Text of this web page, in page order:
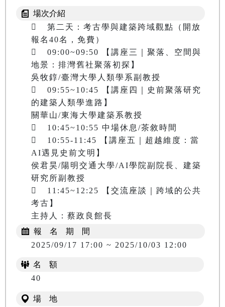
場次介紹
	第二天：考古學與建築跨域觀點（開放
報名40名，免費）
	09:00~09:50 【講座三｜聚落、空間與
地景：排灣舊社聚落初探】
吳牧錞/臺灣大學人類學系副教授
	09:55~10:45 【講座四｜史前聚落研究
的建築人類學進路】
關華山/東海大學建築系教授
	10:45~10:55 中場休息/茶敘時間
	10:55-11:45 【講座五｜超越維度：當
AI遇見史前文明】
侯君昊/陽明交通大學/AI學院副院長、建築
研究所副教授
	11:45~12:25 【交流座談｜跨域的公共
考古】
報 名 期 間
2025/09/17 17:00 ~ 2025/10/03 12:00
名 額
40
場 地